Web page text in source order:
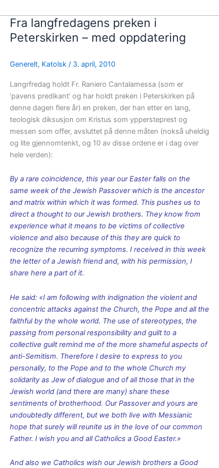
Fra langfredagens preken i
Peterskirken – med oppdatering
Generelt, Katolsk / 3. april, 2010
Langrfredag holdt Fr. Raniero Cantalamessa (som er
‘pavens predikant’ og har holdt preken i Peterskirken på
denne dagen flere år) en preken, der han etter en lang,
teologisk diksusjon om Kristus som yppersteprest og
messen som offer, avsluttet på denne måten (nokså uheldig
og lite gjennomtenkt, og 10 av disse ordene er i dag over
hele verden):
By a rare coincidence, this year our Easter falls on the
same week of the Jewish Passover which is the ancestor
and matrix within which it was formed. This pushes us to
direct a thought to our Jewish brothers. They know from
experience what it means to be victims of collective
violence and also because of this they are quick to
recognize the recurring symptoms. I received in this week
the letter of a Jewish friend and, with his permission, I
share here a part of it.
He said: «I am following with indignation the violent and
concentric attacks against the Church, the Pope and all the
faithful by the whole world. The use of stereotypes, the
passing from personal responsibility and guilt to a
collective guilt remind me of the more shameful aspects of
anti-Semitism. Therefore I desire to express to you
personally, to the Pope and to the whole Church my
solidarity as Jew of dialogue and of all those that in the
Jewish world (and there are many) share these
sentiments of brotherhood. Our Passover and yours are
undoubtedly different, but we both live with Messianic
hope that surely will reunite us in the love of our common
Father. I wish you and all Catholics a Good Easter.»
And also we Catholics wish our Jewish brothers a Good